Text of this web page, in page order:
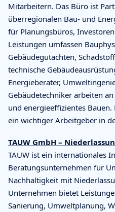
Mitarbeitern. Das Büro ist
überregionalen Bau- und
für Planungsbüros,
Leistungen umfassen
Gebäudegutachten,
technische
Energieberater,
Gebäudetechniker arbeiten
und energieeffizientes
ein wichtiger Arbeitgeber in
TAUW GmbH –
TAUW ist ein internationales
Beratungsunternehmen für
Nachhaltigkeit mit
Unternehmen bietet
Sanierung, Umweltplanung,